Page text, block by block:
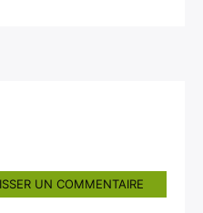
UN COMMENTAIRE